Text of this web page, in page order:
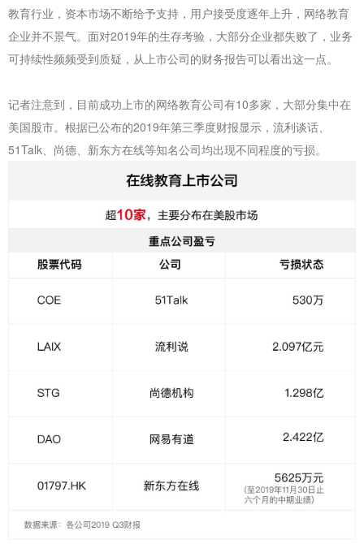
教育行业，资本市场不断给予支持，用户接受度逐年上升，网络教育
企业并不景气。面对2019年的生存考验，大部分企业都失败了，业务
可持续性频频受到质疑，从上市公司的财务报告可以看出这一点。
记者注意到，目前成功上市的网络教育公司有10多家，大部分集中在
美国股市。根据已公布的2019年第三季度财报显示，流利谈话、
51Talk、尚德、新东方在线等知名公司均出现不同程度的亏损。